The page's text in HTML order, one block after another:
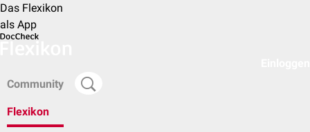
Das Flexikon
als App
Community
Flexikon